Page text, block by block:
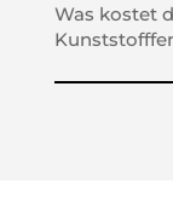
Was kostet